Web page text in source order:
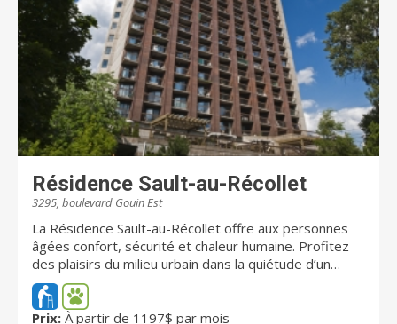
Résidence Sault-au-Récollet
3295, boulevard Gouin Est
La Résidence Sault-au-Récollet offre aux personnes
âgées confort, sécurité et chaleur humaine. Profitez
des plaisirs du milieu urbain dans la quiétude d’un
espace vert! Située en bordure de la rivière des
Prairies, la résidence se trouve à proximité des pistes
cyclables et piétonnières et est facilement accessible
Prix: À partir de 1197$ par mois